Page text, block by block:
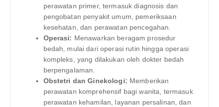
perawatan primer, termasuk diagnosis dan
pengobatan penyakit umum, pemeriksaan
kesehatan, dan perawatan pencegahan.
Operasi: Menawarkan beragam prosedur
bedah, mulai dari operasi rutin hingga operasi
kompleks, yang dilakukan oleh dokter bedah
berpengalaman.
Obstetri dan Ginekologi: Memberikan
perawatan komprehensif bagi wanita, termasuk
perawatan kehamilan, layanan persalinan, dan